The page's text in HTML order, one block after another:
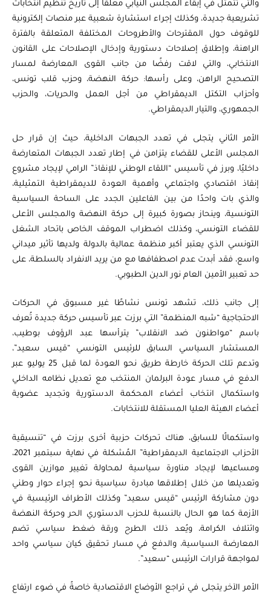
والتي تتمثل في إبقاء المجلس النيابي معلقًا إلى تاريخ تنظيم انتخابات
تشريعية جديدة، وكذلك إجراء استشارة شعبية عبر منصات إلكترونية
للوقوف حول المقترحات والأطروحات المختلفة المتعلقة بالفترة
الراهنة، وإطلاق إصلاحات دستورية وإدخال الإصلاحات على القانون
الانتخابي، والتي لاقت رفضًا من جانب القوى المعارضة لمسار
التصحيح الراهن، وعلى رأسها: حركة النهضة، وحزب قلب تونس،
وأحزاب التكتل الديمقراطي من أجل العمل والحريات، والحزب
الجمهوري، والتيار الديمقراطي.
الأمر الثاني يتجلى في تعدد الجبهات الداخلية، حيث إن قرار حل
المجلس الأعلى للقضاء يتزامن في إطار تعدد الجبهات المتعارضة
داخليًا، وبرز في تأسيس “اللقاء الوطني للإنقاذ” الرامي لإيجاد مشروع
إنقاذ اقتصادي واجتماعي وأهمية العودة للديمقراطية التمثيلية،
والذي بات واحدًا من بين الفاعلين الجدد على الساحة السياسية
التونسية، وينحاز بصورة كبيرة إلى حركة النهضة والمجلس الأعلى
للقضاء التونسي، وكذلك اضطراب الموقف الخاص باتحاد الشغل
التونسي الذي يعتبر أكبر منظمة عمالية بالدولة ولديها تأثير ميداني
واسع، فقد أبدت عدم اصطفافها مع من يريد الانفراد بالسلطة، على
حد تعبير الأمين العام نور الدين الطبوبي.
إلى جانب ذلك، تشهد تونس نشاطًا غير مسبوق في الحركات
الاحتجاجية “شبه المنظمة” التي برزت عبر تأسيس حركة جديدة تُعرف
باسم “مواطنون ضد الانقلاب” يترأسها عبد الرؤوف بوطيب،
المستشار السياسي السابق للرئيس التونسي “قيس سعيد”،
وتدعم تلك الحركة خارطة طريق نحو العودة لما قبل 25 يوليو عبر
الدفع في مسار عودة البرلمان المنتخب مع تعديل نظامه الداخلي
واستكمال انتخاب أعضاء المحكمة الدستورية وتجديد عضوية
أعضاء الهيئة العليا المستقلة للانتخابات.
واستكمالًا للسابق، هناك تحركات حزبية أخرى برزت في “تنسيقية
الأحزاب الاجتماعية الديمقراطية” المُشكلة في نهاية سبتمبر 2021،
ومساعيها لإيجاد مناورة سياسية لمحاولة تغيير موازين القوى
وتعديلها من خلال إطلاقها مبادرة سياسية نحو إجراء حوار وطني
دون مشاركة الرئيس “قيس سعيد” وكذلك الأطراف الرئيسية في
الأزمة كما هو الحال بالنسبة للحزب الدستوري الحر وحركة النهضة
وائتلاف الكرامة، ويُعد ذلك الطرح ورقة ضغط سياسي تضم
المعارضة السياسية، والدفع في مسار تحقيق كيان سياسي واحد
لمواجهة قرارات الرئيس “سعيد”.
الأمر الآخر يتجلى في تراجع الأوضاع الاقتصادية خاصةً في ضوء ارتفاع